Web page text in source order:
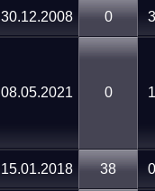
30.12.2008 0
08.05.2021 0
15.01.2018 38